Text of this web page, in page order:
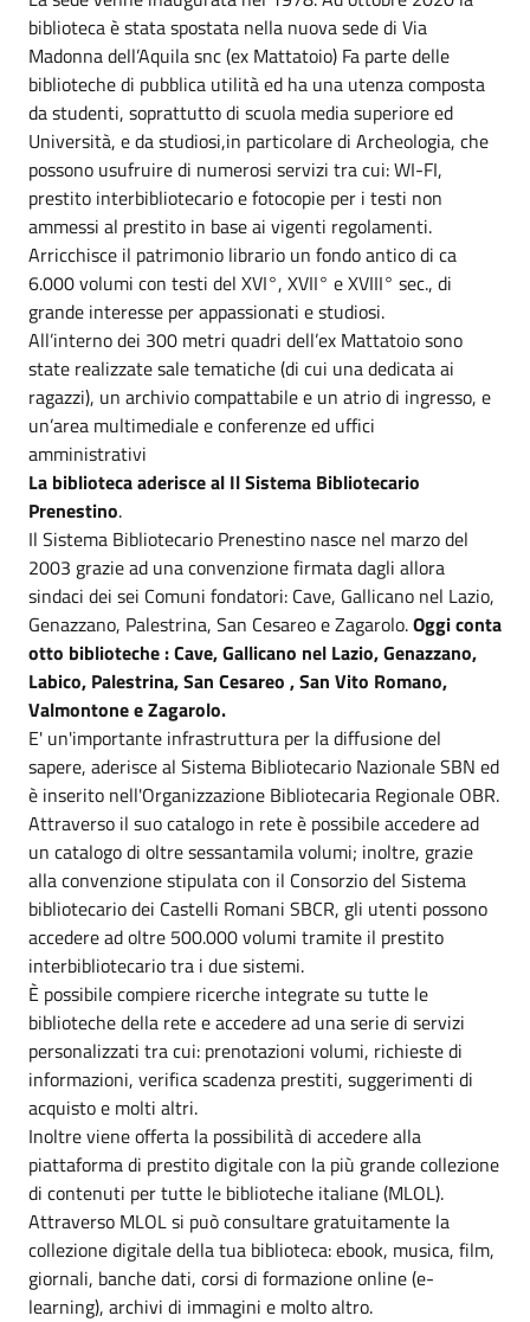
biblioteca è stata spostata nella nuova sede di Via
Madonna dell’Aquila snc (ex Mattatoio) Fa parte delle
biblioteche di pubblica utilità ed ha una utenza composta
da studenti, soprattutto di scuola media superiore ed
Università, e da studiosi,in particolare di Archeologia, che
possono usufruire di numerosi servizi tra cui: WI-FI,
prestito interbibliotecario e fotocopie per i testi non
ammessi al prestito in base ai vigenti regolamenti.
Arricchisce il patrimonio librario un fondo antico di ca
6.000 volumi con testi del XVI°, XVII° e XVIII° sec., di
grande interesse per appassionati e studiosi.
All’interno dei 300 metri quadri dell’ex Mattatoio sono
state realizzate sale tematiche (di cui una dedicata ai
ragazzi), un archivio compattabile e un atrio di ingresso, e
un’area multimediale e conferenze ed uffici
amministrativi
La biblioteca aderisce al Il Sistema Bibliotecario
Prenestino.
Il Sistema Bibliotecario Prenestino nasce nel marzo del
2003 grazie ad una convenzione firmata dagli allora
sindaci dei sei Comuni fondatori: Cave, Gallicano nel Lazio,
Genazzano, Palestrina, San Cesareo e Zagarolo.Oggi conta
otto biblioteche : Cave, Gallicano nel Lazio, Genazzano,
Labico, Palestrina, San Cesareo , San Vito Romano,
Valmontone e Zagarolo.
E' un'importante infrastruttura per la diffusione del
sapere, aderisce al Sistema Bibliotecario Nazionale SBN ed
è inserito nell'Organizzazione Bibliotecaria Regionale OBR.
Attraverso il suo catalogo in rete è possibile accedere ad
un catalogo di oltre sessantamila volumi; inoltre, grazie
alla convenzione stipulata con il Consorzio del Sistema
bibliotecario dei Castelli Romani SBCR, gli utenti possono
accedere ad oltre 500.000 volumi tramite il prestito
interbibliotecario tra i due sistemi.
È possibile compiere ricerche integrate su tutte le
biblioteche della rete e accedere ad una serie di servizi
personalizzati tra cui: prenotazioni volumi, richieste di
informazioni, verifica scadenza prestiti, suggerimenti di
acquisto e molti altri.
Inoltre viene offerta la possibilità di accedere alla
piattaforma di prestito digitale con la più grande collezione
di contenuti per tutte le biblioteche italiane (MLOL).
Attraverso MLOL si può consultare gratuitamente la
collezione digitale della tua biblioteca: ebook, musica, film,
giornali, banche dati, corsi di formazione online (e-
learning), archivi di immagini e molto altro.